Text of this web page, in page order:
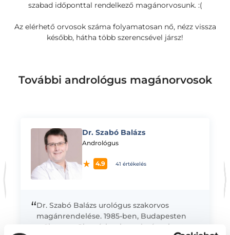
szabad időponttal rendelkező magánorvosunk. :(
Az elérhető orvosok száma folyamatosan nő, nézz vissza
később, hátha több szerencsével jársz!
További andrológus magánorvosok
Dr. Szabó Balázs
Andrológus
4.9 41 értékelés
“Dr. Szabó Balázs urológus szakorvos
magánrendelése. 1985-ben, Budapesten
születtem. Gimnáziumi tanulmányaimat az